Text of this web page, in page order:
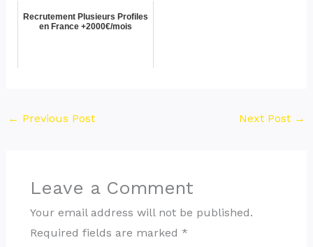
Recrutement Plusieurs Profiles
en France +2000€/mois
← Previous Post Next Post →
Leave a Comment
Your email address will not be published.
Required fields are marked *